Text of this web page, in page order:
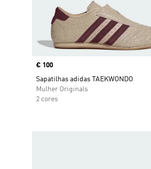
Price
€ 100
Sapatilhas adidas TAEKWONDO
Mulher Originals
2 cores